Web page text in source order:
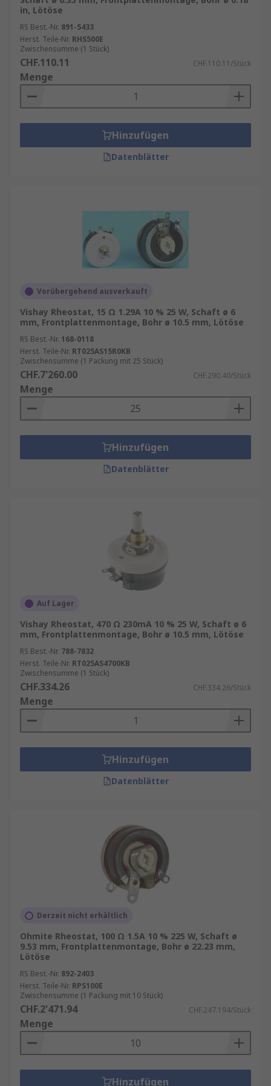
in, Lötöse
RS Best.-Nr. 891-5433
Herst. Teile-Nr. RHS500E
Zwischensumme (1 Stück)
CHF.110.11 CHF.110.11/Stück
Menge
Hinzufügen
Datenblätter
Vorübergehend ausverkauft
Vishay Rheostat, 15 Ω 1.29A 10 % 25 W, Schaft ø 6
mm, Frontplattenmontage, Bohr ø 10.5 mm, Lötöse
RS Best.-Nr. 168-0118
Herst. Teile-Nr. RT025AS15R0KB
Zwischensumme (1 Packung mit 25 Stück)
CHF.7'260.00 CHF.290.40/Stück
Menge
Hinzufügen
Datenblätter
Auf Lager
Vishay Rheostat, 470 Ω 230mA 10 % 25 W, Schaft ø 6
mm, Frontplattenmontage, Bohr ø 10.5 mm, Lötöse
RS Best.-Nr. 788-7832
Herst. Teile-Nr. RT025AS4700KB
Zwischensumme (1 Stück)
CHF.334.26 CHF.334.26/Stück
Menge
Hinzufügen
Datenblätter
Derzeit nicht erhältlich
Ohmite Rheostat, 100 Ω 1.5A 10 % 225 W, Schaft ø
9.53 mm, Frontplattenmontage, Bohr ø 22.23 mm,
Lötöse
RS Best.-Nr. 892-2403
Herst. Teile-Nr. RPS100E
Zwischensumme (1 Packung mit 10 Stück)
CHF.2'471.94 CHF.247.194/Stück
Menge
Hinzufügen